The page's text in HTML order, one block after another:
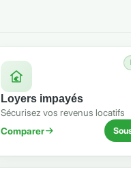
Loyers impayés
Sécurisez vos revenus locatifs
Comparer